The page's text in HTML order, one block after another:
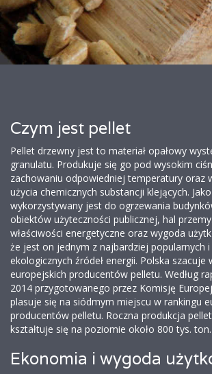
Czym jest pellet
Pellet drzewny jest to materiał opałowy
granulatu. Produkuje się go pod wysokim
zachowaniu odpowiedniej temperatury oraz
użycia chemicznych substancji klejących.
wykorzystywany jest do ogrzewania
obiektów użyteczności publicznej, hal
właściwości energetyczne oraz wygoda
że jest on jednym z najbardziej popularnych
ekologicznych źródeł energii. Polska szacuje
europejskich producentów pelletu. Według
2014 przygotowanego przez Komisję
plasuje się na siódmym miejscu w rankingu
producentów pelletu. Roczna produkcja
kształtuje się na poziomie około 800 tys. ton.
Ekonomia i wygoda